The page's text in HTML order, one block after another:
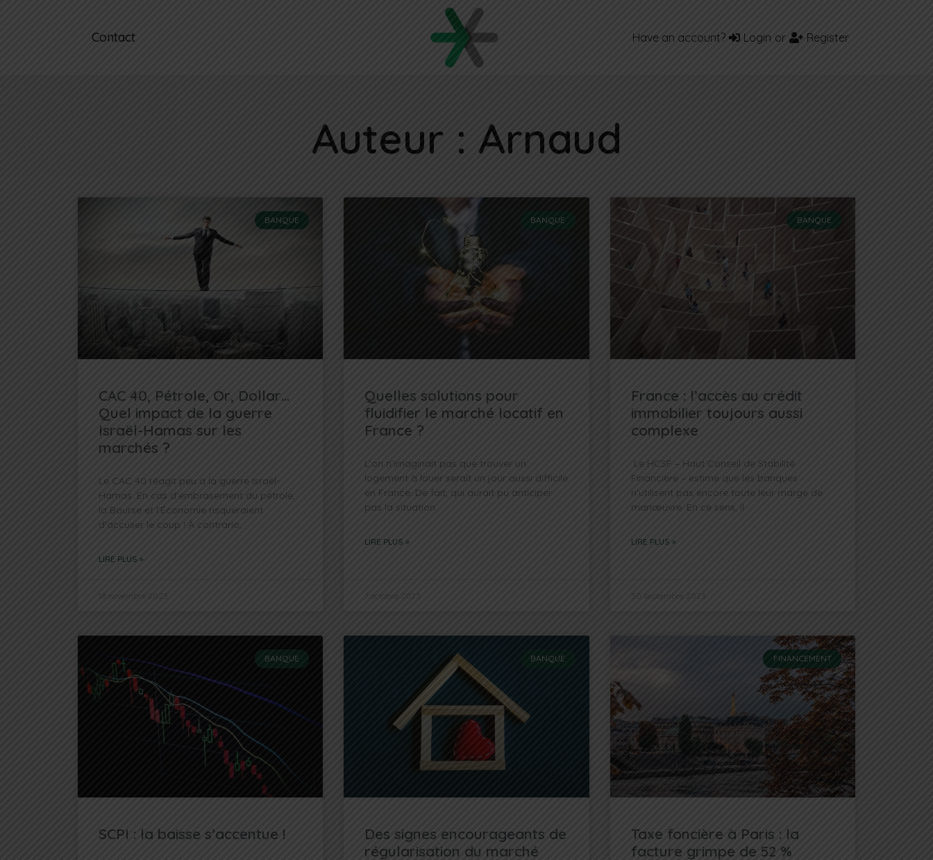
Contact Have an account? Login or Register
Auteur : Arnaud
BANQUE
CAC 40, Pétrole, Or, Dollar…
Quel impact de la guerre
Israël-Hamas sur les
marchés ?
Le CAC 40 réagit peu à la guerre Israël-
Hamas. En cas d’embrasement du pétrole,
la Bourse et l’Économie risqueraient
d’accuser le coup ! À contrario,
LIRE PLUS »
18 novembre 2023
BANQUE
Quelles solutions pour
fluidifier le marché locatif en
France ?
L’on n’imaginait pas que trouver un
logement à louer serait un jour aussi difficile
en France. De fait, qui aurait pu anticiper
pas la situation
LIRE PLUS »
7 octobre 2023
BANQUE
France : l’accès au crédit
immobilier toujours aussi
complexe
Le HCSF – Haut Conseil de Stabilité
Financière – estime que les banques
n’utilisent pas encore toute leur marge de
manœuvre. En ce sens, il
LIRE PLUS »
30 septembre 2023
BANQUE
SCPI : la baisse s’accentue !
BANQUE
Des signes encourageants de
régularisation du marché
FINANCEMENT
Taxe foncière à Paris : la
facture grimpe de 52 %